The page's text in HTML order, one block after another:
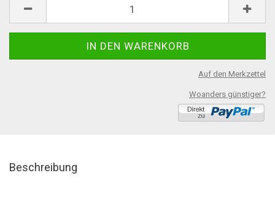
Auf den Merkzettel
Woanders günstiger?
Beschreibung